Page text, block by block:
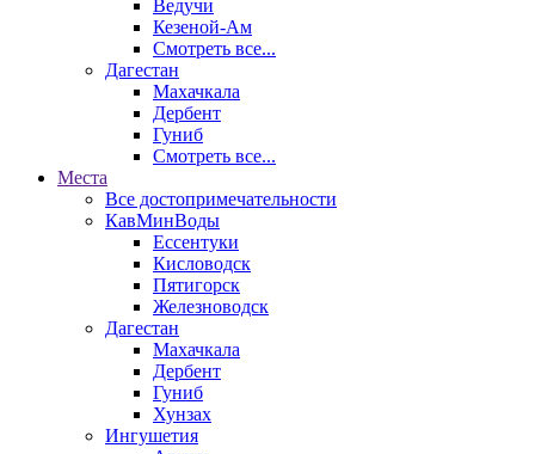
Ведучи
Кезеной-Ам
Смотреть все...
Дагестан
Махачкала
Дербент
Гуниб
Смотреть все...
Места
Все достопримечательности
КавМинВоды
Ессентуки
Кисловодск
Пятигорск
Железноводск
Дагестан
Махачкала
Дербент
Гуниб
Хунзах
Ингушетия